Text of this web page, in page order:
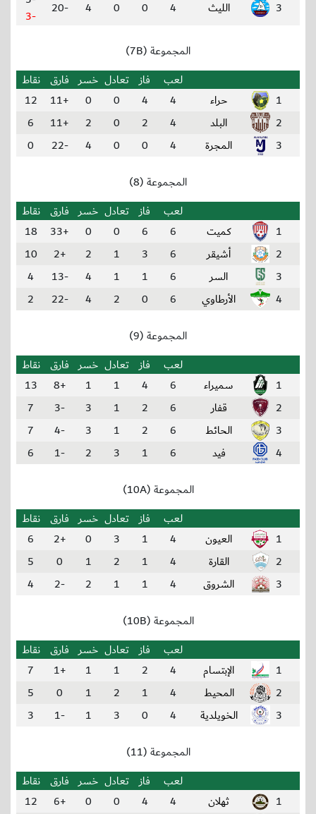
3 الليث 4
0
0
4
-20
-3
المجموعة (7B)
لعب
فاز تعادل خسر فارق نقاط
1
حراء 4
4
0
0
+11
12
2
البلد 4
2
0
2
+11
6
3
المجرة 4
0
0
4
-22
0
المجموعة (8)
لعب
فاز تعادل خسر فارق نقاط
1
كميت 6
6
0
0
+33
18
2
أشيقر 6
3
1
2
+2
10
3
السر 6
1
1
4
-13
4
4
الأرطاوي 6
0
2
4
-22
2
المجموعة (9)
لعب
فاز تعادل خسر فارق نقاط
1
سميراء 6
4
1
1
+8
13
2
قفار 6
2
1
3
-3
7
3
الحائط 6
2
1
3
-4
7
4
فيد 6
1
3
2
-1
6
المجموعة (10A)
لعب
فاز تعادل خسر فارق نقاط
1
العيون 4
1
3
0
+2
6
2
القارة 4
1
2
1
0
5
3
الشروق 4
1
1
2
-2
4
المجموعة (10B)
لعب
فاز تعادل خسر فارق نقاط
1
الإبتسام 4
2
1
1
+1
7
2
المحيط 4
1
2
1
0
5
3
الخويلدية 4
0
3
1
-1
3
المجموعة (11)
لعب
فاز تعادل خسر فارق نقاط
1
ثهلان 4
4
0
0
+6
12